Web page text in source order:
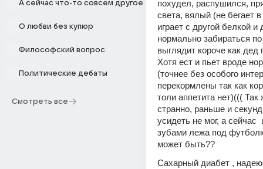
А сейчас что-то совсем другое
О любви без купюр
Философский вопрос
Политические дебаты
Смотреть все
похудел, распушился,
света, вялый (не бегает
играет с другой белкой
нормально забираться
выглядит короче как дед
Хотя ест и пьет вроде
(точнее без особого
перекормлены так как
толи аппетита нет)((( Так
странно, раньше и
усидеть не мог, а сейчас
зубами лежа под
может быть??
Сахарный диабет ,